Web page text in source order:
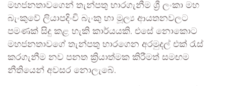
මහජනතාවගෙන් තැන්පතු භාරගැනීම ශ්‍රී ලංකා මහ
බැංකුවේ ලියාපදිංචි බැංකු හා මූල්‍ය ආයතනවලට
පමණක් සිදු කළ හැකි කාර්යයකි. එසේ නොකොට
මහජනතාවගේ තැන්පතු භාරගෙන අරමුදල් එක් රැස්
කරගැනීම නව පනත ක්‍රියාත්මක කිරීමත් සමඟම
නීතියෙන් අවසර නොලැබේ.